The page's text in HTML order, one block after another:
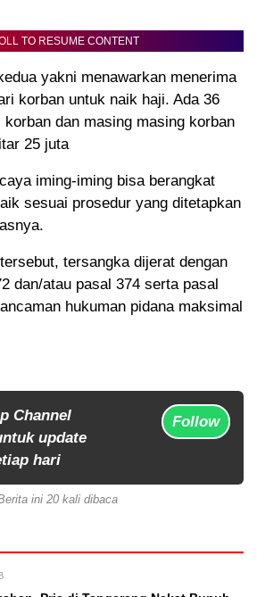
TO RESUME CONTENT
yakni menawarkan menerima
korban untuk naik haji. Ada 36
dan masing masing korban
25 juta
iming-iming bisa berangkat
sesuai prosedur yang ditetapkan
tersangka dijerat dengan
dan/atau pasal 374 serta pasal
hukuman pidana maksimal
Channel
update
hari
Follow
ini 20 kali dibaca